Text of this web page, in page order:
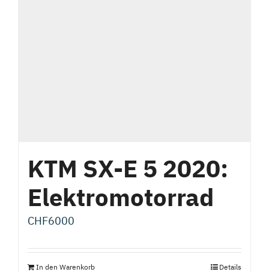
KTM SX-E 5 2020:
Elektromotorrad
CHF6000
In den Warenkorb Details